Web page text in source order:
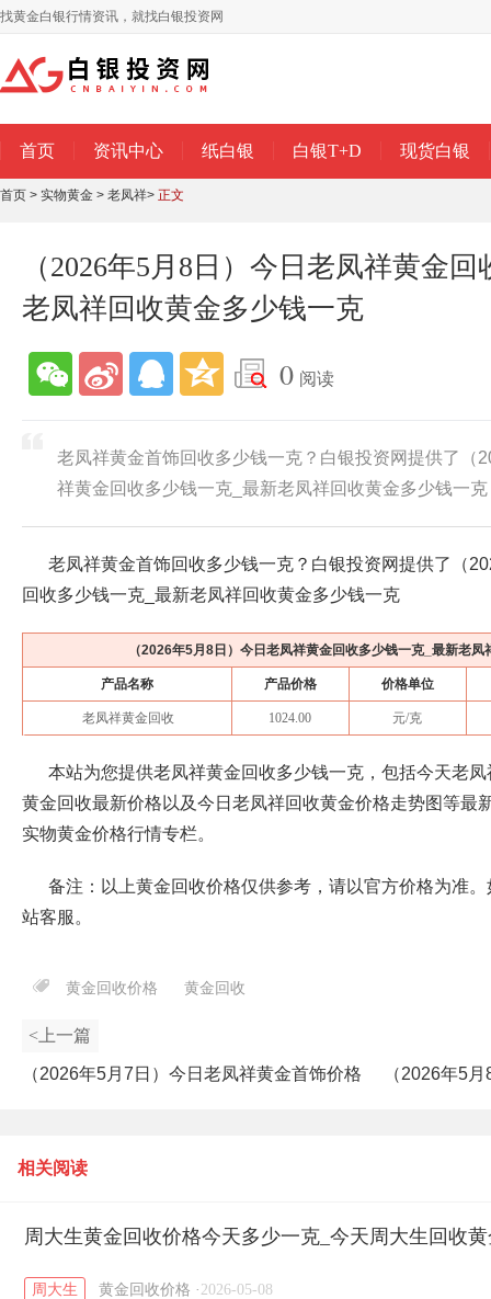
找黄金白银行情资讯，就找白银投资网
首页 资讯中心 纸白银 白银T+D 现货白银
首页 > 实物黄金 > 老凤祥> 正文
（2026年5月8日）今日老凤祥黄金
老凤祥回收黄金多少钱一克
0 阅读
老凤祥黄金首饰回收多少钱一克？白银投资网提供了（
祥黄金回收多少钱一克_最新老凤祥回收黄金多少钱一克
老凤祥黄金首饰回收多少钱一克？白银投资网提供了（
回收多少钱一克_最新老凤祥回收黄金多少钱一克
（2026年5月8日 ）今日老凤祥黄金回收多少钱一克_最新老凤
产品名称 产品价格 价格单位
老凤祥黄金回收 1024.00 元/克
本站为您提供老凤祥黄金回收多少钱一克，包括今天老
黄金回收最新价格以及今日老凤祥回收黄金价格走势图等最
实物黄金价格行情专栏。
备注：以上黄金回收价格仅供参考，请以官方价格为准
站客服。
黄金回收价格 黄金回收
<上一篇
（2026年5月7日）今日老凤祥黄金首饰价格 （2026年5
相关阅读
周大生黄金回收价格今天多少一克_今天周大生回收
周大生 黄金回收价格 · 2026-05-08